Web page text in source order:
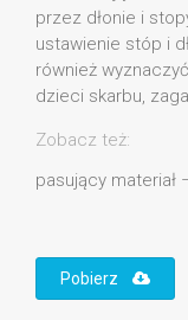
przez dłonie i
ustawienie stóp i
również
dzieci skarbu,
Zobacz też:
pasujący materiał
Pobierz